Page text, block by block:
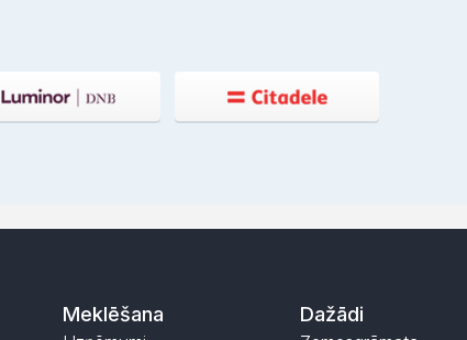
Meklēšana Dažādi